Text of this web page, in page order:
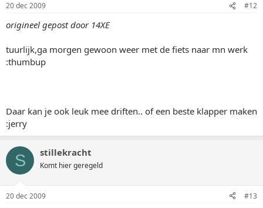
20 dec 2009 #12
origineel gepost door 14XE
tuurlijk,ga morgen gewoon weer met de fiets naar mn werk
:thumbup
Daar kan je ook leuk mee driften.. of een beste klapper maken
:jerry
S stillekracht
Komt hier geregeld
20 dec 2009 #13